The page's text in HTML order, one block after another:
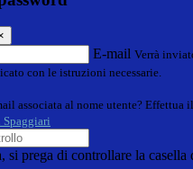
E-mail Verrà
con le istruzioni necessarie.
associata al nome utente? Effettua
si prega di controllare la casella